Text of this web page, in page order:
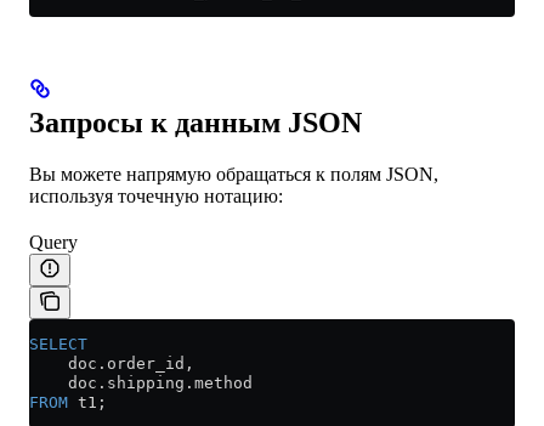
Запросы к данным JSON
Вы можете напрямую обращаться к полям JSON,
используя точечную нотацию:
Query
SELECT
    doc
. order_id ,
    doc
. shipping .method
FROM t1;